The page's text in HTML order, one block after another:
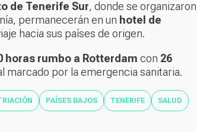
de Tenerife Sur, donde se organizaron
permanecerán en un hotel de
hacia sus países de origen.
horas rumbo a Rotterdam con 26
marcado por la emergencia sanitaria.
PAÍSES BAJOS TENERIFE SALUD